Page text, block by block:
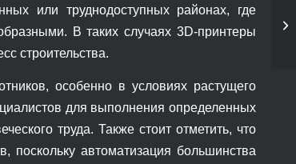
или труднодоступных районах, где
В таких случаях 3D-принтеры
строительства.
особенно в условиях растущего
для выполнения определенных
труда. Также стоит отметить, что
поскольку автоматизация большинства